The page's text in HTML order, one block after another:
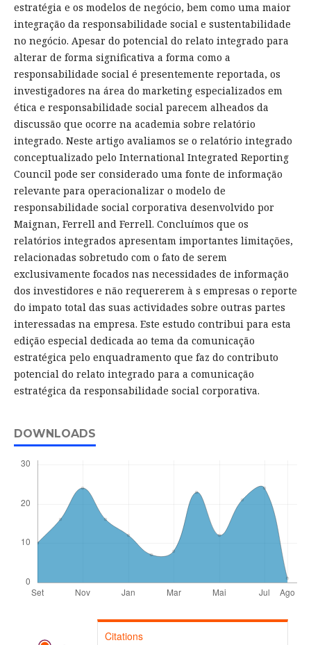
estratégia e os modelos de negócio, bem como uma maior
integração da responsabilidade social e sustentabilidade
no negócio. Apesar do potencial do relato integrado para
alterar de forma significativa a forma como a
responsabilidade social é presentemente reportada, os
investigadores na área do marketing especializados em
ética e responsabilidade social parecem alheados da
discussão que ocorre na academia sobre relatório
integrado. Neste artigo avaliamos se o relatório integrado
conceptualizado pelo International Integrated Reporting
Council pode ser considerado uma fonte de informação
relevante para operacionalizar o modelo de
responsabilidade social corporativa desenvolvido por
Maignan, Ferrell and Ferrell. Concluímos que os
relatórios integrados apresentam importantes limitações,
relacionadas sobretudo com o fato de serem
exclusivamente focados nas necessidades de informação
dos investidores e não requererem à s empresas o reporte
do impato total das suas actividades sobre outras partes
interessadas na empresa. Este estudo contribui para esta
edição especial dedicada ao tema da comunicação
estratégica pelo enquadramento que faz do contributo
potencial do relato integrado para a comunicação
estratégica da responsabilidade social corporativa.
DOWNLOADS
Citations